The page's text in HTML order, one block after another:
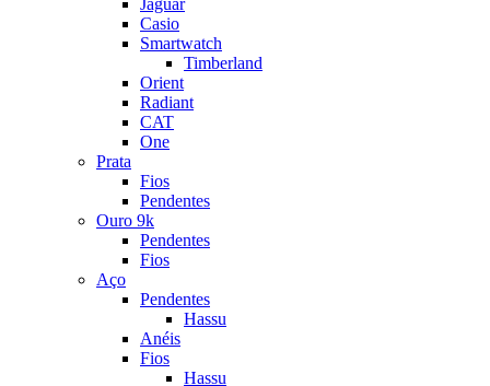
Casio
Smartwatch
Timberland
Orient
Radiant
CAT
One
Prata
Fios
Pendentes
Ouro 9k
Pendentes
Fios
Aço
Pendentes
Hassu
Anéis
Fios
Hassu